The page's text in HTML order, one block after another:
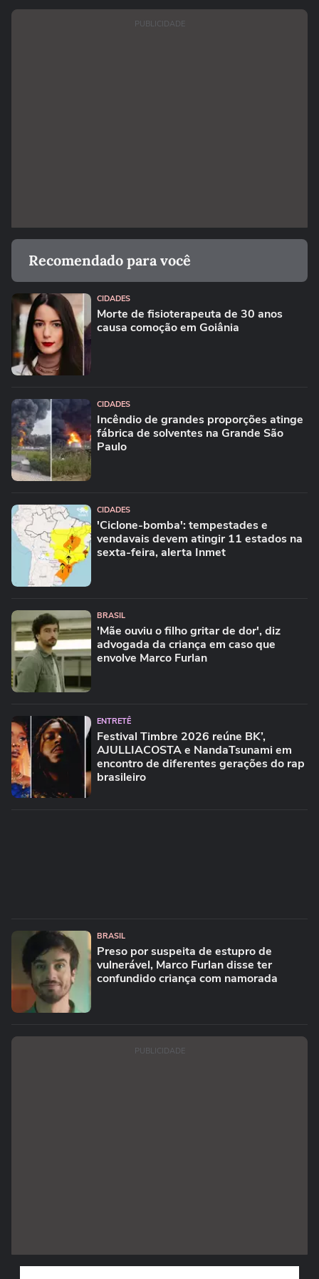
PUBLICIDADE
Recomendado para você
CIDADES
Morte de fisioterapeuta de 30 anos
causa comoção em Goiânia
CIDADES
Incêndio de grandes proporções atinge
fábrica de solventes na Grande São
Paulo
CIDADES
'Ciclone-bomba': tempestades e
vendavais devem atingir 11 estados na
sexta-feira, alerta Inmet
BRASIL
'Mãe ouviu o filho gritar de dor', diz
advogada da criança em caso que
envolve Marco Furlan
ENTRETÊ
Festival Timbre 2026 reúne BK’,
AJULLIACOSTA e NandaTsunami em
encontro de diferentes gerações do rap
brasileiro
BRASIL
Preso por suspeita de estupro de
vulnerável, Marco Furlan disse ter
confundido criança com namorada
PUBLICIDADE